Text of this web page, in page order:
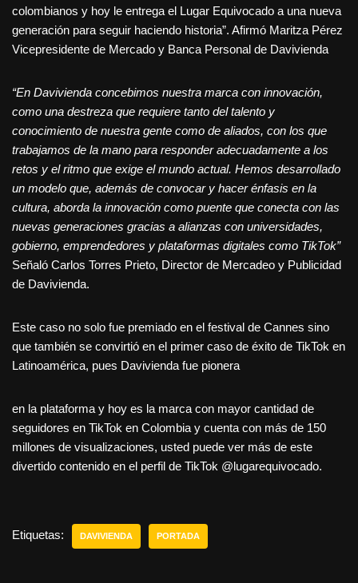
colombianos y hoy le entrega el Lugar Equivocado a una nueva
generación para seguir haciendo historia”. Afirmó Maritza Pérez
Vicepresidente de Mercado y Banca Personal de Davivienda
“En Davivienda concebimos nuestra marca con innovación,
como una destreza que requiere tanto del talento y
conocimiento de nuestra gente como de aliados, con los que
trabajamos de la mano para responder adecuadamente a los
retos y el ritmo que exige el mundo actual. Hemos desarrollado
un modelo que, además de convocar y hacer énfasis en la
cultura, aborda la innovación como puente que conecta con las
nuevas generaciones gracias a alianzas con universidades,
gobierno, emprendedores y plataformas digitales como TikTok”
Señaló Carlos Torres Prieto, Director de Mercadeo y Publicidad
de Davivienda.
Este caso no solo fue premiado en el festival de Cannes sino
que también se convirtió en el primer caso de éxito de TikTok en
Latinoamérica, pues Davivienda fue pionera
en la plataforma y hoy es la marca con mayor cantidad de
seguidores en TikTok en Colombia y cuenta con más de 150
millones de visualizaciones, usted puede ver más de este
divertido contenido en el perfil de TikTok @lugarequivocado.
Etiquetas: DAVIVIENDA PORTADA